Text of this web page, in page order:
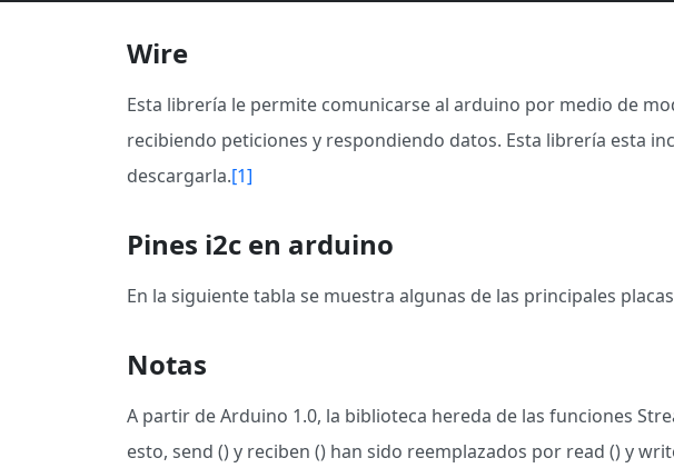
Wire
Esta librería le permite comunicarse al arduino por medio de
recibiendo peticiones y respondiendo datos. Esta librería esta
descargarla.[1]
Pines i2c en arduino
En la siguiente tabla se muestra algunas de las principales
Notas
A partir de Arduino 1.0, la biblioteca hereda de las funciones
esto, send () y reciben () han sido reemplazados por read () y